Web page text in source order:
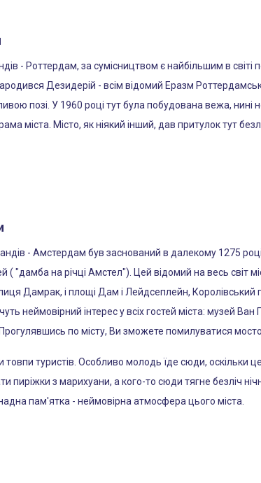
- Роттердам, за сумісництвом є найбільшим в
Дезидерій - всім відомий Еразм
позі. У 1960 році тут була побудована вежа, нині
міста. Місто, як ніякий інший, дав притулок тут
- Амстердам був заснований в далекому 1275
( "дамба на річці Амстел"). Цей відомий на весь світ
Дамрак, і площі Дам і Лейдсеплейн,
неймовірний інтерес у всіх гостей міста: музей
по місту, Ви зможете помилуватися
туристів. Особливо молодь їде сюди, оскільки
з марихуани, а кого-то сюди тягне безліч
пам'ятка - неймовірна атмосфера цього міста.